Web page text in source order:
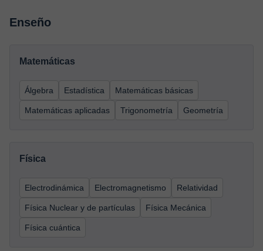
Enseño
Matemáticas
Álgebra Estadística Matemáticas básicas
Matemáticas aplicadas Trigonometría Geometría
Física
Electrodinámica Electromagnetismo Relatividad
Física Nuclear y de partículas Física Mecánica
Física cuántica